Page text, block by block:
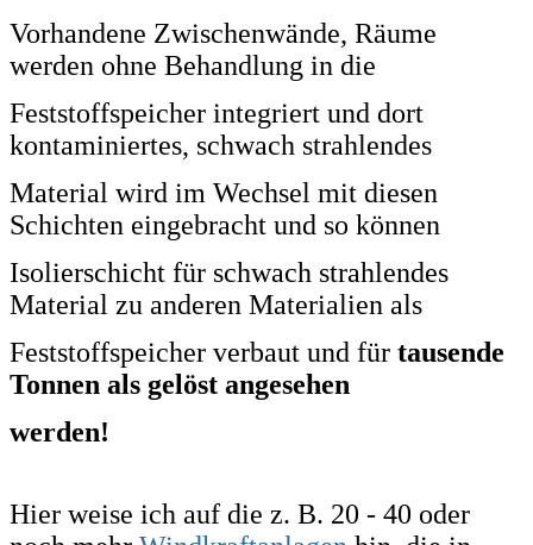
Vorhandene Zwischenwände, Räume
werden ohne Behandlung in die
Feststoffspeicher integriert und dort
kontaminiertes, schwach strahlendes
Material wird im Wechsel mit diesen
Schichten eingebracht und so können
Isolierschicht für schwach strahlendes
Material zu anderen Materialien als
Feststoffspeicher verbaut und für tausende
Tonnen als gelöst angesehen
werden!
Hier weise ich auf die z. B. 20 - 40 oder